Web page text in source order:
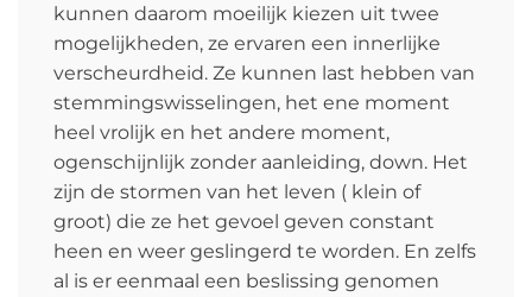
kunnen daarom moeilijk kiezen uit twee
mogelijkheden, ze ervaren een innerlijke
verscheurdheid. Ze kunnen last hebben van
stemmingswisselingen, het ene moment
heel vrolijk en het andere moment,
ogenschijnlijk zonder aanleiding, down. Het
zijn de stormen van het leven ( klein of
groot) die ze het gevoel geven constant
heen en weer geslingerd te worden. En zelfs
al is er eenmaal een beslissing genomen